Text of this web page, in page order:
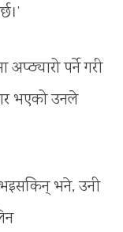
अप्ठ्यारो पर्ने गरी
भएको उनले
भने, उनी